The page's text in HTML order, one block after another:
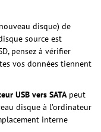
disque) de
source est
pensez à vérifier
vos données tiennent
USB vers SATApeut
disque à l’ordinateur
interne